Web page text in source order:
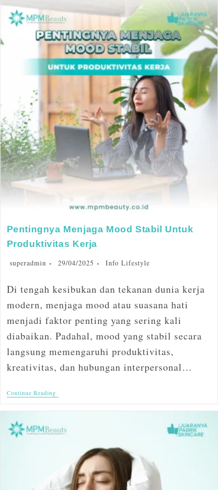
Pentingnya Menjaga Mood Stabil Untuk
Produktivitas Kerja
superadmin 29/04/2025 Info Lifestyle
Di tengah kesibukan dan tekanan dunia kerja
modern, menjaga mood atau suasana hati
menjadi faktor penting yang sering kali
diabaikan. Padahal, mood yang stabil secara
langsung memengaruhi produktivitas,
kreativitas, dan hubungan interpersonal…
Continue Reading